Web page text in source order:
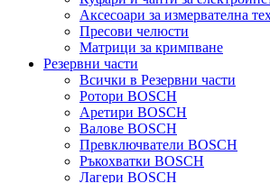
Аксесоари за измервателна
Пресови челюсти
Матрици за кримпване
Резервни части
Всички в Резервни части
Ротори BOSCH
Аретири BOSCH
Валове BOSCH
Превключватели BOSCH
Ръкохватки BOSCH
Лагери BOSCH